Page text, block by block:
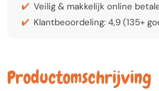
Veilig & makkelijk online
Klantbeoordeling: 4,9 (135+
Productomschrijving